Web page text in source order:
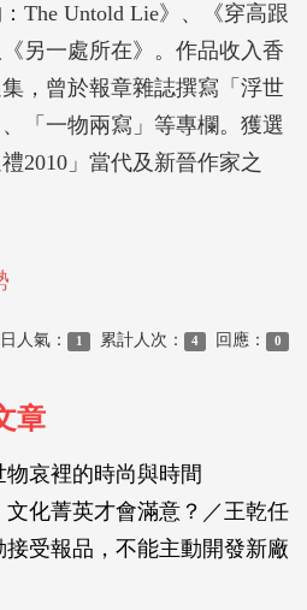
The Untold Lie》、《穿高跟
另一處所在》。作品收入香
，曾於報章雜誌撰寫「浮世
「一物兩寫」等專欄。獲選
2010」當代及新晉作家之
人氣： 1 累計人次： 4 回應： 0
章
哀裡的時尚與時間
化菁英才會滿意？／王乾任
受報品，不能主動開發新廠